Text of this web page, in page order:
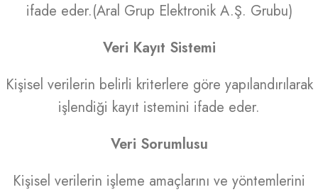
ifade eder.(Aral Grup Elektronik A.Ş. Grubu)
Veri Kayıt Sistemi
Kişisel verilerin belirli kriterlere göre yapılandırılarak
işlendiği kayıt istemini ifade eder.
Veri Sorumlusu
Kişisel verilerin işleme amaçlarını ve yöntemlerini